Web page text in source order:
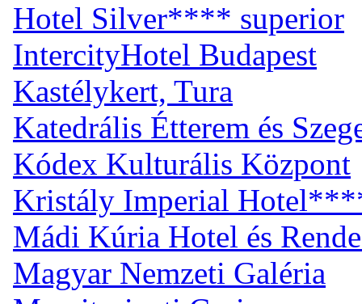
Hotel Silver**** superior
IntercityHotel Budapest
Kastélykert, Tura
Katedrális Étterem és
Kódex Kulturális Központ
Kristály Imperial
Mádi Kúria Hotel és
Magyar Nemzeti Galéria